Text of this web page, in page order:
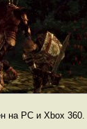
на PC и Xbox